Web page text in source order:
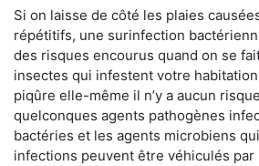
Si on laisse de côté les plaies
répétitifs, une surinfection
des risques encourus quand on se
insectes qui infestent votre
piqûre elle-même il n’y a aucun
quelconques agents pathogènes
bactéries et les agents microbiens
infections peuvent être véhiculés par